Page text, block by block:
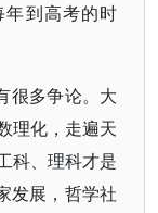
到高考的时
很多争论。大
理化，走遍天
科、理科才是
发展，哲学社